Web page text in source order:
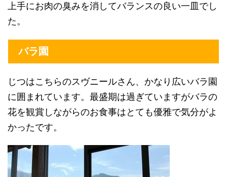
上手にお肉の臭みを消してバランスの良い一皿でし
た。
バラ園
じつはこちらのスヴニールさん、かなり広いバラ園
に囲まれています。最盛期は過ぎていますがバラの
花を観賞しながらのお食事はとても優雅で気分がよ
かったです。